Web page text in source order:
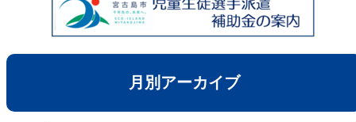
月別アーカイブ